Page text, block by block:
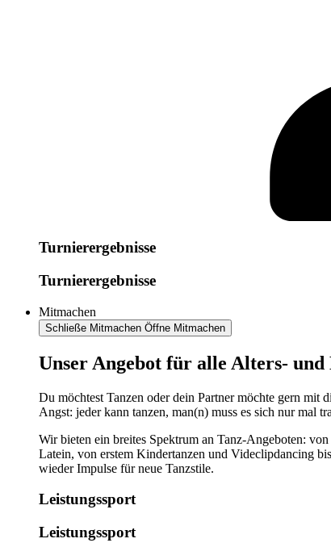
Turnierergebnisse
Turnierergebnisse
Mitmachen
Schließe Mitmachen Öffne Mitmachen
​​​Unser Angebot für alle Alters- und
Du möchtest Tanzen oder dein Partner möchte gern
Angst: jeder kann tanzen, man(n) muss es sich nur mal
Wir bieten ein breites Spektrum an Tanz-Angeboten:
Latein, von erstem Kindertanzen und Videclipdancing
wieder Impulse für neue Tanzstile.
Leistungssport
Leistungssport